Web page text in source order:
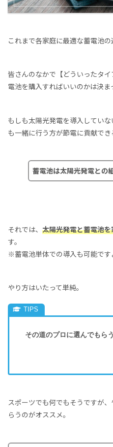
これまで各家庭に最適な蓄電池の
皆さんのなかで【どういったタ
電池を購入すればいいのかは決ま
もしも太陽光発電を導入してい
も一緒に行う方が節電に貢献でき
蓄電池は太陽光発電との
それでは、 太陽光発電と蓄電池
す。
※蓄電池単体での導入も可能です
やり方はいたって単純。
その道のプロに選んでもらう
スポーツでも何でもそうですが
らうのがオススメ。